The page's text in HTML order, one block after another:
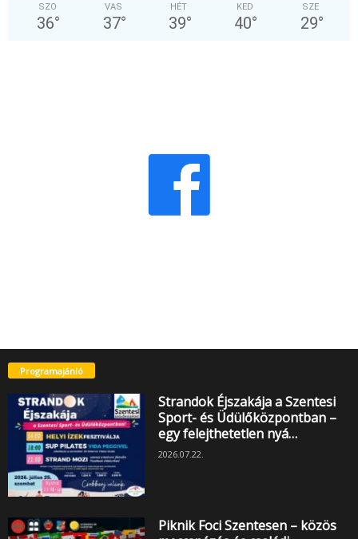
SZO
36°
VAS
37°
HÉT
39°
KED
40°
SZE
29°
Programajánló
Strandok Éjszakája a Szentesi
Sport- és Üdülőközpontban –
egy felejthetetlen nyá…
2026.07.22.
Piknik Foci Szentesen – közös